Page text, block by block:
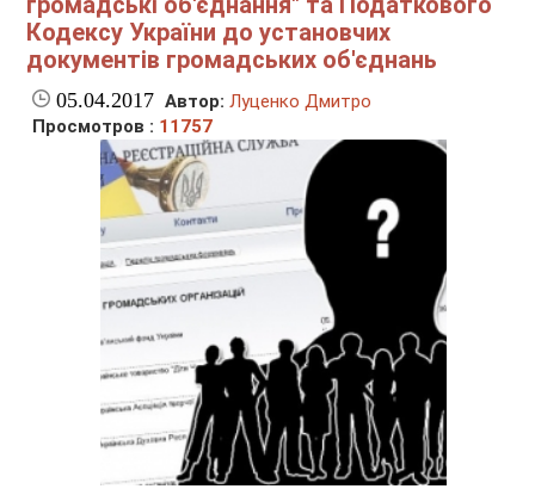
Кодексу України до установчих
документів громадських об'єднань
05.04.2017 Автор: Луценко Дмитро
Просмотров : 11757